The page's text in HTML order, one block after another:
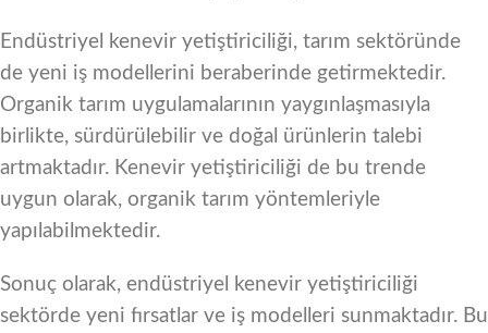
Endüstriyel kenevir yetiştiriciliği, tarım sektöründe
de yeni iş modellerini beraberinde getirmektedir.
Organik tarım uygulamalarının yaygınlaşmasıyla
birlikte, sürdürülebilir ve doğal ürünlerin talebi
artmaktadır. Kenevir yetiştiriciliği de bu trende
uygun olarak, organik tarım yöntemleriyle
yapılabilmektedir.
Sonuç olarak, endüstriyel kenevir yetiştiriciliği
sektörde yeni fırsatlar ve iş modelleri sunmaktadır. Bu